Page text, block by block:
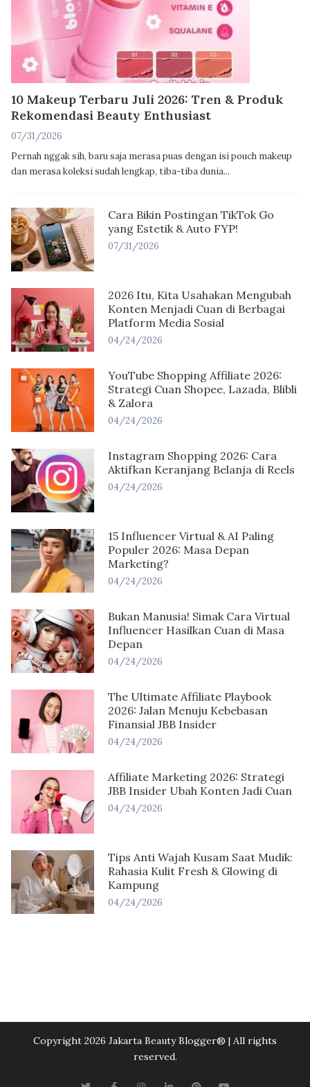
10 Makeup Terbaru Juli 2026: Tren & Produk
Rekomendasi Beauty Enthusiast
07/31/2026
Pernah nggak sih, baru saja merasa puas dengan isi pouch makeup
dan merasa koleksi sudah lengkap, tiba-tiba dunia...
Cara Bikin Postingan TikTok Go
yang Estetik & Auto FYP!
07/31/2026
2026 Itu, Kita Usahakan Mengubah
Konten Menjadi Cuan di Berbagai
Platform Media Sosial
04/24/2026
YouTube Shopping Affiliate 2026:
Strategi Cuan Shopee, Lazada, Blibli
& Zalora
04/24/2026
Instagram Shopping 2026: Cara
Aktifkan Keranjang Belanja di Reels
04/24/2026
15 Influencer Virtual & AI Paling
Populer 2026: Masa Depan
Marketing?
04/24/2026
Bukan Manusia! Simak Cara Virtual
Influencer Hasilkan Cuan di Masa
Depan
04/24/2026
The Ultimate Affiliate Playbook
2026: Jalan Menuju Kebebasan
Finansial JBB Insider
04/24/2026
Affiliate Marketing 2026: Strategi
JBB Insider Ubah Konten Jadi Cuan
04/24/2026
Tips Anti Wajah Kusam Saat Mudik:
Rahasia Kulit Fresh & Glowing di
Kampung
04/24/2026
Copyright 2026 Jakarta Beauty Blogger®️ | All rights
reserved.